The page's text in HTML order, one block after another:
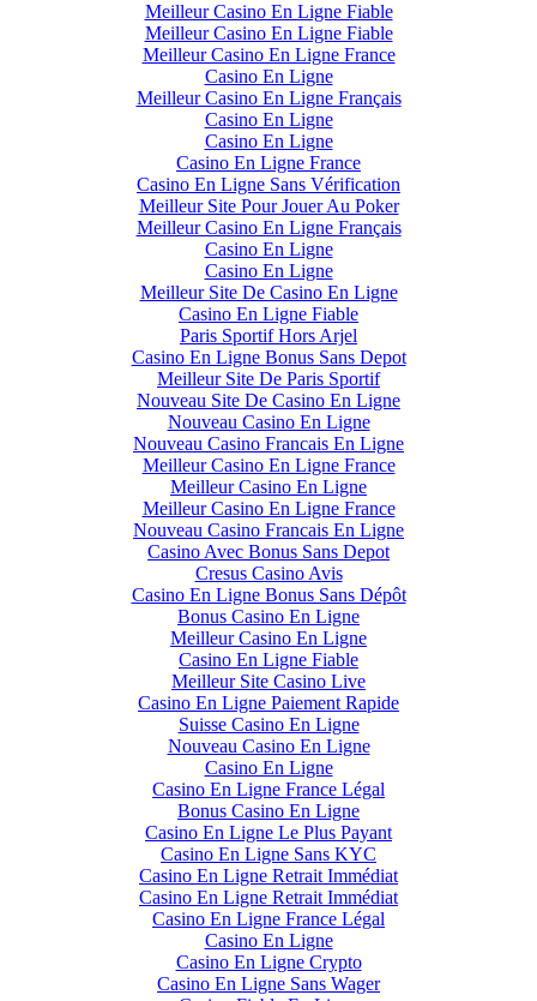
Meilleur Casino En Ligne Fiable
Meilleur Casino En Ligne Fiable
Meilleur Casino En Ligne France
Casino En Ligne
Meilleur Casino En Ligne Français
Casino En Ligne
Casino En Ligne
Casino En Ligne France
Casino En Ligne Sans Vérification
Meilleur Site Pour Jouer Au Poker
Meilleur Casino En Ligne Français
Casino En Ligne
Casino En Ligne
Meilleur Site De Casino En Ligne
Casino En Ligne Fiable
Paris Sportif Hors Arjel
Casino En Ligne Bonus Sans Depot
Meilleur Site De Paris Sportif
Nouveau Site De Casino En Ligne
Nouveau Casino En Ligne
Nouveau Casino Francais En Ligne
Meilleur Casino En Ligne France
Meilleur Casino En Ligne
Meilleur Casino En Ligne France
Nouveau Casino Francais En Ligne
Casino Avec Bonus Sans Depot
Cresus Casino Avis
Casino En Ligne Bonus Sans Dépôt
Bonus Casino En Ligne
Meilleur Casino En Ligne
Casino En Ligne Fiable
Meilleur Site Casino Live
Casino En Ligne Paiement Rapide
Suisse Casino En Ligne
Nouveau Casino En Ligne
Casino En Ligne
Casino En Ligne France Légal
Bonus Casino En Ligne
Casino En Ligne Le Plus Payant
Casino En Ligne Sans KYC
Casino En Ligne Retrait Immédiat
Casino En Ligne Retrait Immédiat
Casino En Ligne France Légal
Casino En Ligne
Casino En Ligne Crypto
Casino En Ligne Sans Wager